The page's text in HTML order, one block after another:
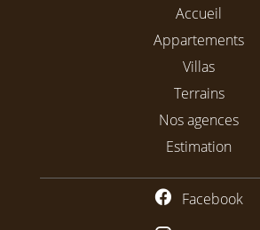
Accueil
Appartements
Villas
Terrains
Nos agences
Estimation
Facebook